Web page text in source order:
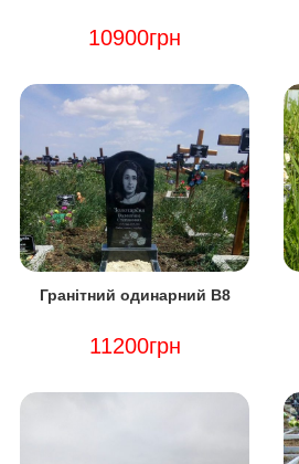
10900грн
Гранітний одинарний В8
11200грн